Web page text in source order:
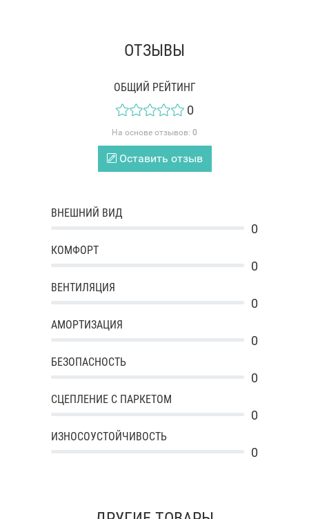
ОТЗЫВЫ
ОБЩИЙ РЕЙТИНГ
0
На основе отзывов: 0
Оставить отзыв
ВНЕШНИЙ ВИД
0
КОМФОРТ
0
ВЕНТИЛЯЦИЯ
0
АМОРТИЗАЦИЯ
0
БЕЗОПАСНОСТЬ
0
СЦЕПЛЕНИЕ С ПАРКЕТОМ
0
ИЗНОСОУСТОЙЧИВОСТЬ
0